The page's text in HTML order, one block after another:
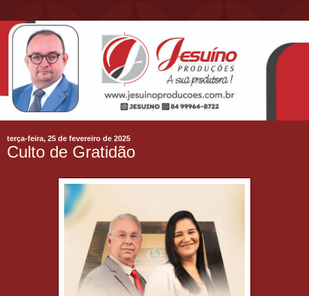
terça-feira, 25 de fevereiro de 2025
Culto de Gratidão